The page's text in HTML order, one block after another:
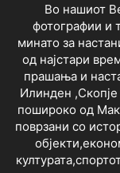
Во нашиот
фотографии и
минато за
од најстари
прашања и
Илинден ,Скопје
пошироко од
поврзани со